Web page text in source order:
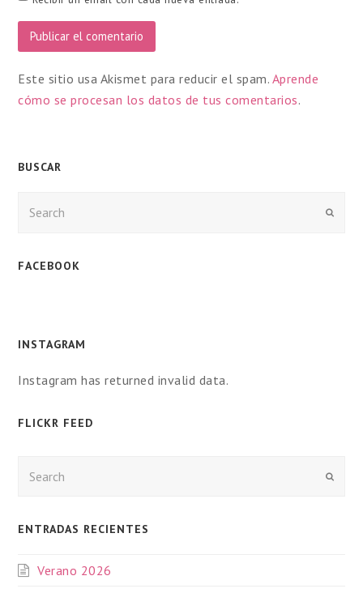
Este sitio usa Akismet para reducir el spam. Aprende
cómo se procesan los datos de tus comentarios.
BUSCAR
Enviar
FACEBOOK
INSTAGRAM
Instagram has returned invalid data.
FLICKR FEED
Enviar
ENTRADAS RECIENTES
Verano 2026